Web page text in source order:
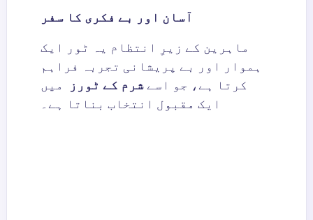
آسان اور بے فکری کا سفر
ماہرین کے زیرِ انتظام یہ ٹور ایک
ہموار اور بے پریشانی تجربہ فراہم
کرتا ہے، جو اسے شرم کے ٹورز
میں
ایک مقبول انتخاب بناتا ہے۔